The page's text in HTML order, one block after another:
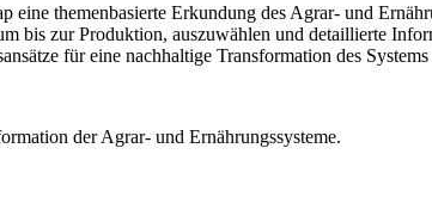
themenbasierte Erkundung des Agrar- und
bis zur Produktion, auszuwählen und detaillierte
für eine nachhaltige Transformation des Systems
der Agrar- und Ernährungssysteme.